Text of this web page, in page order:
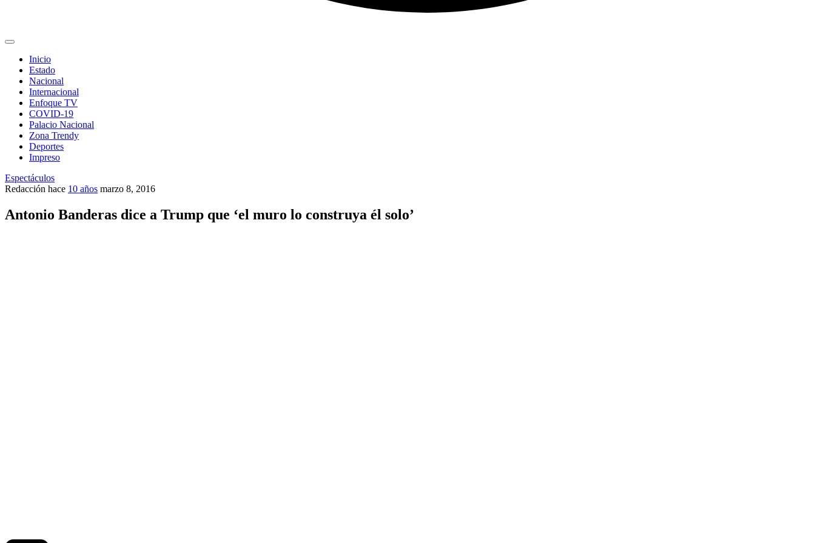
Inicio
Estado
Nacional
Internacional
Enfoque TV
COVID-19
Palacio Nacional
Zona Trendy
Deportes
Impreso
Espectáculos
Redacción hace 10 años marzo 8, 2016
Antonio Banderas dice a Trump que ‘el muro lo construya él solo’